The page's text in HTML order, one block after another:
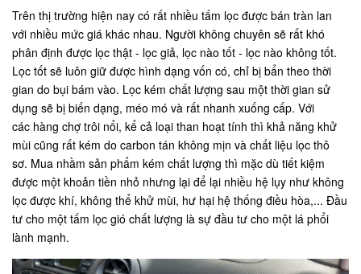
Trên thị trường hiện nay có rất nhiều tấm lọc được bán tràn lan
với nhiều mức giá khác nhau. Người không chuyên sẽ rất khó
phân định được lọc thật - lọc giả, lọc nào tốt - lọc nào không tốt.
Lọc tốt sẽ luôn giữ được hình dạng vốn có, chỉ bị bẩn theo thời
gian do bụi bám vào. Lọc kém chất lượng sau một thời gian sử
dụng sẽ bị biến dạng, méo mó và rất nhanh xuống cấp. Với
các hàng chợ trôi nổi, kể cả loại than hoạt tính thì khả năng khử
mùi cũng rất kém do carbon tán không mịn và chất liệu lọc thô
sơ. Mua nhầm sản phẩm kém chất lượng thì mặc dù tiết kiệm
được một khoản tiền nhỏ nhưng lại để lại nhiều hệ lụy như không
lọc được khí, không thể khử mùi, hư hại hệ thống điều hòa,... Đầu
tư cho một tấm lọc gió chất lượng là sự đầu tư cho một lá phổi
lành mạnh.